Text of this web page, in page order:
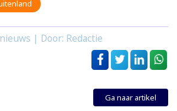
| Door: Redactie
Ga naar artikel